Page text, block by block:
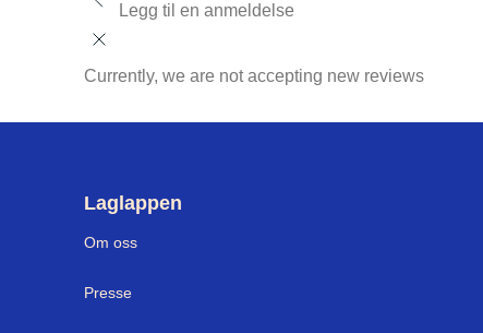
Legg til en anmeldelse
Currently, we are not accepting new reviews
Laglappen
Om oss
Presse